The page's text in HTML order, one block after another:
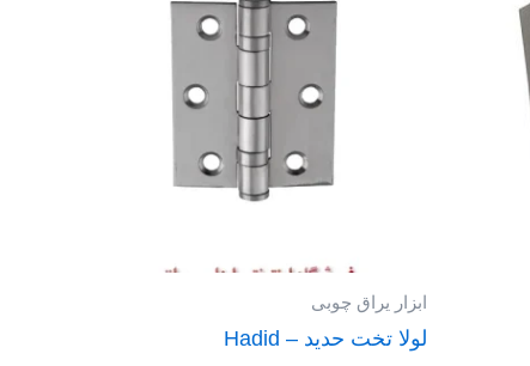
ابزار یراق چوبی
لولا تخت حدید – Hadid